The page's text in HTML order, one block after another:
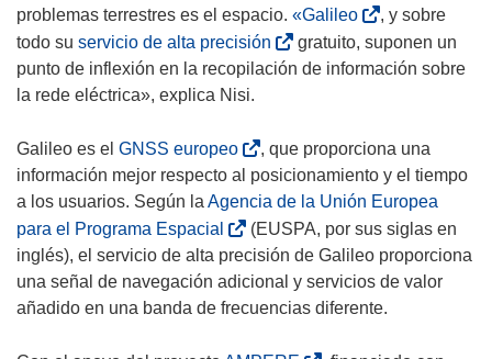
n
u
e
v
e
n
t
a
n
problemas terrestres es el espacio. «Galileo(
s
e
r
i
r
á
e
n
u
a
, y sobre
todo su servicio de alta precisión
s
b
r
i
r
á
e
n
gratuito, suponen un
punto de inflexión en la recopilación de información sobre
la rede eléctrica», explica Nisi.
Galileo es el GNSS europeo(
s
e
a
b
r
i
, que proporciona una
información mejor respecto al posicionamiento y el tiempo
a los usuarios. Según la Agencia de la Unión Europea
para el Programa Espacial
s
e
a
(EUSPA, por sus siglas en
inglés), el servicio de alta precisión de Galileo proporciona
una señal de navegación adicional y servicios de valor
añadido en una banda de frecuencias diferente.